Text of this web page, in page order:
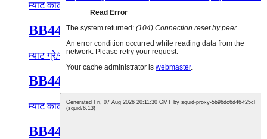
म्याट कालो/चाँदी ग्रे पुरुष
BB441C3
म्याट ग्रे/ग्रे मेन
BB441C1
म्याट कालो/सुन पुरुष
BB441C2